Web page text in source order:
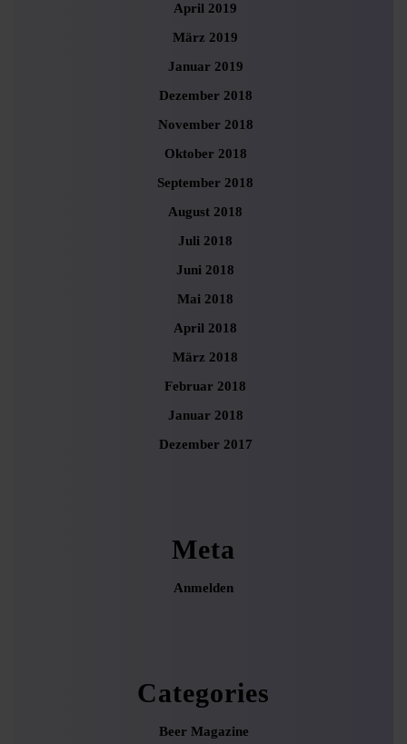
April 2019
März 2019
Januar 2019
Dezember 2018
November 2018
Oktober 2018
September 2018
August 2018
Juli 2018
Juni 2018
Mai 2018
April 2018
März 2018
Februar 2018
Januar 2018
Dezember 2017
Meta
Anmelden
Categories
Beer Magazine